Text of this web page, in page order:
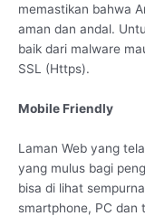
memastikan bahwa
aman dan andal.
baik dari malware
SSL (Https).
Mobile Friendly
Laman Web yang
yang mulus bagi
bisa di lihat
smartphone, PC dan